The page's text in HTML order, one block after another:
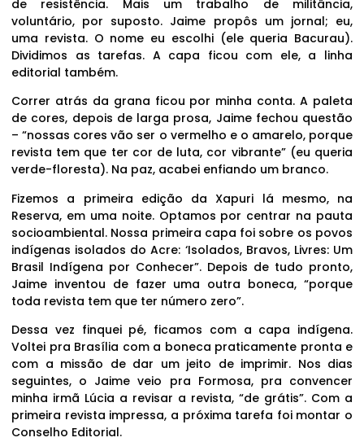
de resistência. Mais um trabalho de militância,
voluntário, por suposto. Jaime propôs um jornal; eu,
uma revista. O nome eu escolhi (ele queria Bacurau).
Dividimos as tarefas. A capa ficou com ele, a linha
editorial também.
Correr atrás da grana ficou por minha conta. A paleta
de cores, depois de larga prosa, Jaime fechou questão
– “nossas cores vão ser o vermelho e o amarelo, porque
revista tem que ter cor de luta, cor vibrante” (eu queria
verde-floresta). Na paz, acabei enfiando um branco.
Fizemos a primeira edição da Xapuri lá mesmo, na
Reserva, em uma noite. Optamos por centrar na pauta
socioambiental. Nossa primeira capa foi sobre os povos
indígenas isolados do Acre: ‘Isolados, Bravos, Livres: Um
Brasil Indígena por Conhecer”. Depois de tudo pronto,
Jaime inventou de fazer uma outra boneca, “porque
toda revista tem que ter número zero”.
Dessa vez finquei pé, ficamos com a capa indígena.
Voltei pra Brasília com a boneca praticamente pronta e
com a missão de dar um jeito de imprimir. Nos dias
seguintes, o Jaime veio pra Formosa, pra convencer
minha irmã Lúcia a revisar a revista, “de grátis”. Com a
primeira revista impressa, a próxima tarefa foi montar o
Conselho Editorial.